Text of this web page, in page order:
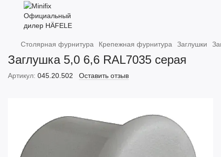
Столярная фурнитура Крепежная фурнитура Заглушки
Заглушка 5,0 6,6 RAL7035 серая
Артикул: 045.20.502 Оставить отзыв